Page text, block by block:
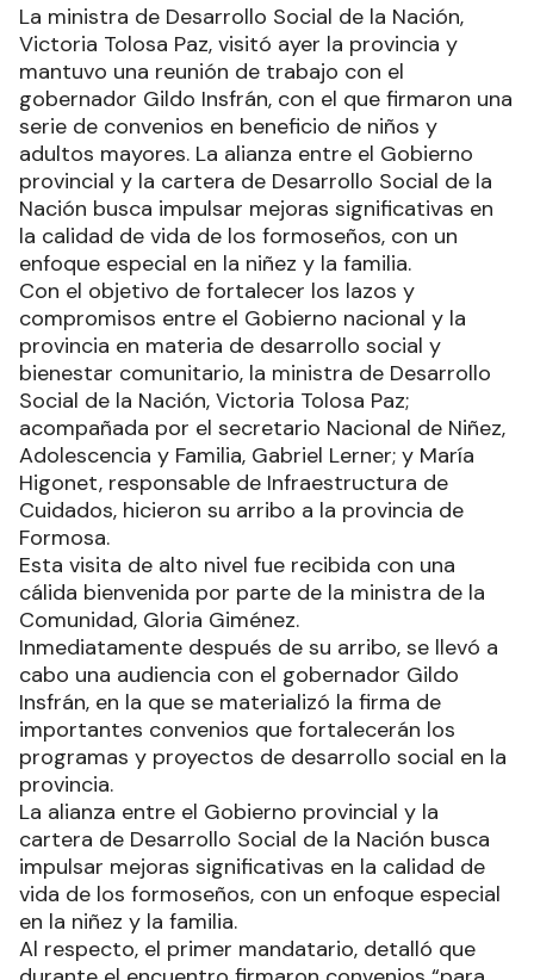
La ministra de Desarrollo Social de la Nación,
Victoria Tolosa Paz, visitó ayer la provincia y
mantuvo una reunión de trabajo con el
gobernador Gildo Insfrán, con el que firmaron una
serie de convenios en beneficio de niños y
adultos mayores. La alianza entre el Gobierno
provincial y la cartera de Desarrollo Social de la
Nación busca impulsar mejoras significativas en
la calidad de vida de los formoseños, con un
enfoque especial en la niñez y la familia.
Con el objetivo de fortalecer los lazos y
compromisos entre el Gobierno nacional y la
provincia en materia de desarrollo social y
bienestar comunitario, la ministra de Desarrollo
Social de la Nación, Victoria Tolosa Paz;
acompañada por el secretario Nacional de Niñez,
Adolescencia y Familia, Gabriel Lerner; y María
Higonet, responsable de Infraestructura de
Cuidados, hicieron su arribo a la provincia de
Formosa.
Esta visita de alto nivel fue recibida con una
cálida bienvenida por parte de la ministra de la
Comunidad, Gloria Giménez.
Inmediatamente después de su arribo, se llevó a
cabo una audiencia con el gobernador Gildo
Insfrán, en la que se materializó la firma de
importantes convenios que fortalecerán los
programas y proyectos de desarrollo social en la
provincia.
La alianza entre el Gobierno provincial y la
cartera de Desarrollo Social de la Nación busca
impulsar mejoras significativas en la calidad de
vida de los formoseños, con un enfoque especial
en la niñez y la familia.
Al respecto, el primer mandatario, detalló que